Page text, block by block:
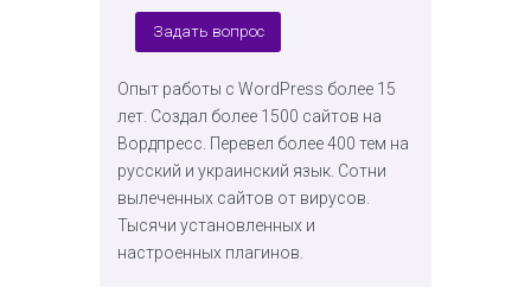
Задать вопрос
Опыт работы с WordPress более 15
лет. Создал более 1500 сайтов на
Вордпресс. Перевел более 400 тем на
русский и украинский язык. Сотни
вылеченных сайтов от вирусов.
Тысячи установленных и
настроенных плагинов.